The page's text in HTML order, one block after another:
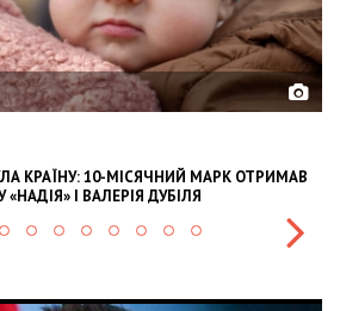
КРАЇНУ: 10-МІСЯЧНИЙ МАРК ОТРИМАВ
І ВАЛЕРІЯ ДУБІЛЯ